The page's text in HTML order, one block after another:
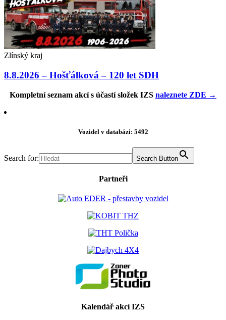
Zlínský kraj
8.8.2026 – Hošťálková – 120 let SDH
Kompletní seznam akcí s účastí složek IZS naleznete ZDE →
Vozidel v databázi: 5492
Search for: Search Button
Partneři
Kalendář akcí IZS